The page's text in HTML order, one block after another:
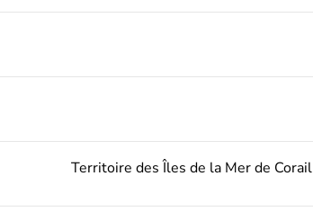
Territoire des Îles de la Mer de Corail